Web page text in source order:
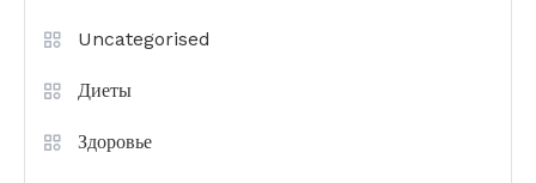
Uncategorised
Диеты
Здоровье